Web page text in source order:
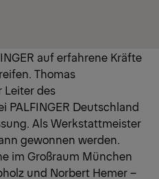
auf erfahrene Kräfte
Thomas
Leiter des
PALFINGER Deutschland
Als Werkstattmeister
gewonnen werden.
im Großraum München
und Norbert Hemer –